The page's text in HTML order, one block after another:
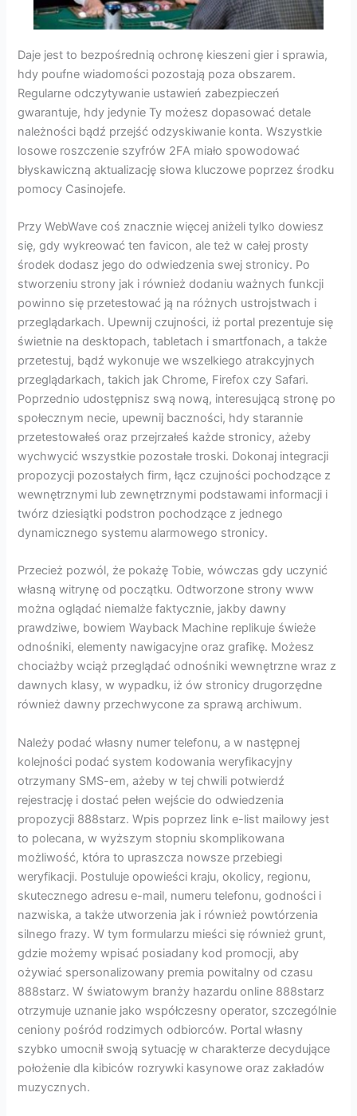
Daje jest to bezpośrednią ochronę kieszeni gier i sprawia,
hdy poufne wiadomości pozostają poza obszarem.
Regularne odczytywanie ustawień zabezpieczeń
gwarantuje, hdy jedynie Ty możesz dopasować detale
należności bądź przejść odzyskiwanie konta. Wszystkie
losowe roszczenie szyfrów 2FA miało spowodować
błyskawiczną aktualizację słowa kluczowe poprzez środku
pomocy Casinojefe.
Przy WebWave coś znacznie więcej aniżeli tylko dowiesz
się, gdy wykreować ten favicon, ale też w całej prosty
środek dodasz jego do odwiedzenia swej stronicy. Po
stworzeniu strony jak i również dodaniu ważnych funkcji
powinno się przetestować ją na różnych ustrojstwach i
przeglądarkach. Upewnij czujności, iż portal prezentuje się
świetnie na desktopach, tabletach i smartfonach, a także
przetestuj, bądź wykonuje we wszelkiego atrakcyjnych
przeglądarkach, takich jak Chrome, Firefox czy Safari.
Poprzednio udostępnisz swą nową, interesującą stronę po
społecznym necie, upewnij baczności, hdy starannie
przetestowałeś oraz przejrzałeś każde stronicy, ażeby
wychwycić wszystkie pozostałe troski. Dokonaj integracji
propozycji pozostałych firm, łącz czujności pochodzące z
wewnętrznymi lub zewnętrznymi podstawami informacji i
twórz dziesiątki podstron pochodzące z jednego
dynamicznego systemu alarmowego stronicy.
Przecież pozwól, że pokażę Tobie, wówczas gdy uczynić
własną witrynę od początku. Odtworzone strony www
można oglądać niemalże faktycznie, jakby dawny
prawdziwe, bowiem Wayback Machine replikuje świeże
odnośniki, elementy nawigacyjne oraz grafikę. Możesz
chociażby wciąż przeglądać odnośniki wewnętrzne wraz z
dawnych klasy, w wypadku, iż ów stronicy drugorzędne
również dawny przechwycone za sprawą archiwum.
Należy podać własny numer telefonu, a w następnej
kolejności podać system kodowania weryfikacyjny
otrzymany SMS-em, ażeby w tej chwili potwierdź
rejestrację i dostać pełen wejście do odwiedzenia
propozycji 888starz. Wpis poprzez link e-list mailowy jest
to polecana, w wyższym stopniu skomplikowana
możliwość, która to upraszcza nowsze przebiegi
weryfikacji. Postuluje opowieści kraju, okolicy, regionu,
skutecznego adresu e-mail, numeru telefonu, godności i
nazwiska, a także utworzenia jak i również powtórzenia
silnego frazy. W tym formularzu mieści się również grunt,
gdzie możemy wpisać posiadany kod promocji, aby
ożywiać spersonalizowany premia powitalny od czasu
888starz. W światowym branży hazardu online 888starz
otrzymuje uznanie jako współczesny operator, szczególnie
ceniony pośród rodzimych odbiorców. Portal własny
szybko umocnił swoją sytuację w charakterze decydujące
położenie dla kibiców rozrywki kasynowe oraz zakładów
muzycznych.